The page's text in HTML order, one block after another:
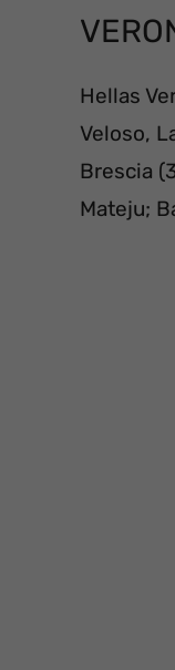
Hellas
Veloso,
Brescia
Mateju;